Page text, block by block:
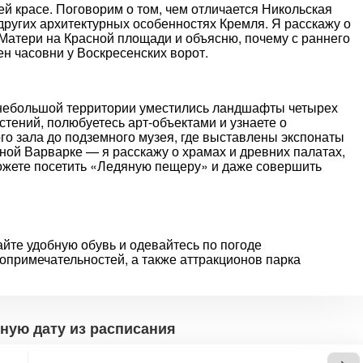
красе. Поговорим о том, чем отличается Никольская
архитектурных особенностях Кремля. Я расскажу о
на Красной площади и объясню, почему с раннего
часовни у Воскресенских ворот.
территории уместились ландшафты четырех
полюбуетесь арт-объектами и узнаете о
зала до подземного музея, где выставлены экспонаты
Варварке — я расскажу о храмах и древних палатах,
посетить «Ледяную пещеру» и даже совершить
удобную обувь и одевайтесь по погоде
а также аттракционов парка
дату из расписания